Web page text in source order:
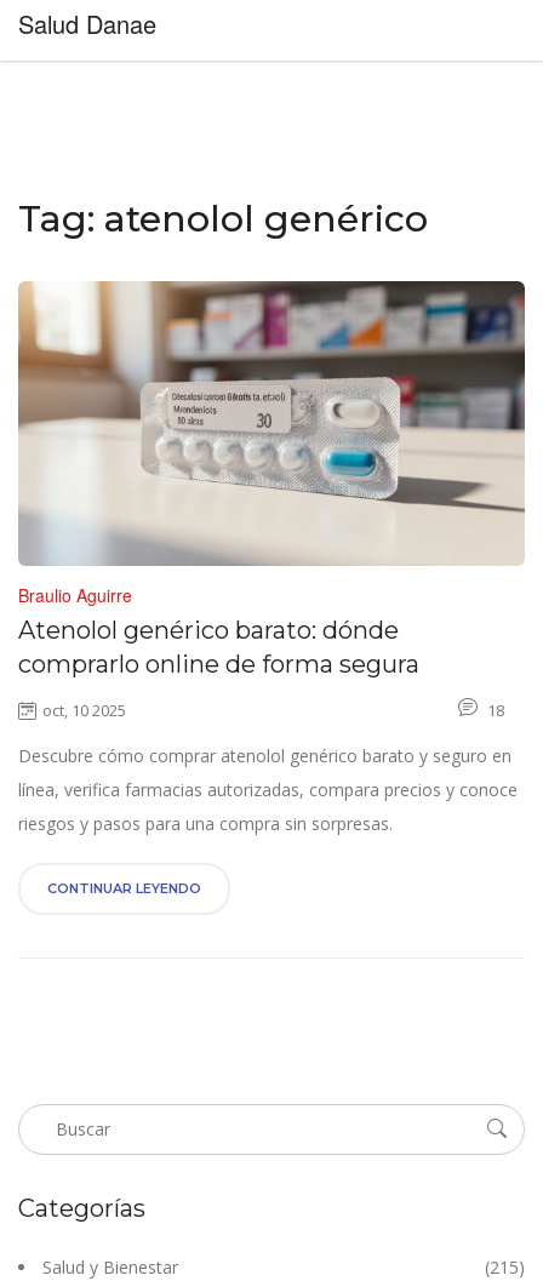
Salud Danae
Tag: atenolol genérico
Braulio Aguirre
Atenolol genérico barato: dónde
comprarlo online de forma segura
oct, 10 2025 18
Descubre cómo comprar atenolol genérico barato y seguro en
línea, verifica farmacias autorizadas, compara precios y conoce
riesgos y pasos para una compra sin sorpresas.
CONTINUAR LEYENDO
Categorías
Salud y Bienestar (215)